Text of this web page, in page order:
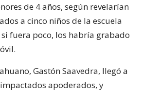
de 4 años, según revelarían
a cinco niños de la escuela
si fuera poco, los habría grabado
Gastón Saavedra, llegó a
apoderados, y